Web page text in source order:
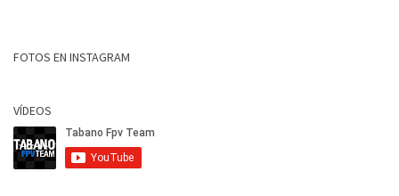
FOTOS EN INSTAGRAM
VÍDEOS